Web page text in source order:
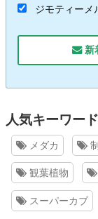
ジモティーメ
新
人気キーワード
メダカ
観葉植物
スーパーカブ